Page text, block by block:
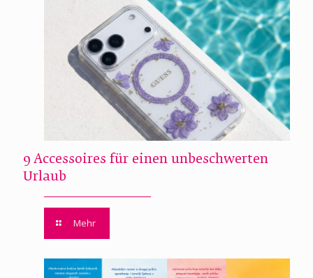
9 Accessoires für einen unbeschwerten
Urlaub
Mehr